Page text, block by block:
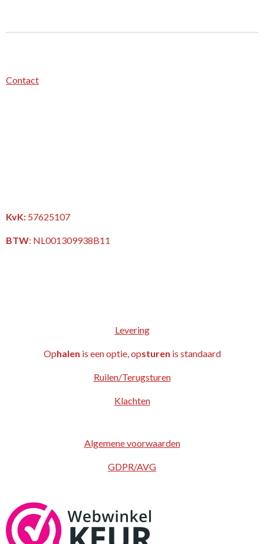
Contact
KvK: 57625107
BTW: NL001309938B11
Levering
Ophalen is een optie, opsturen is standaard
Ruilen/Terugsturen
Klachten
Algemene voorwaarden
GDPR/AVG